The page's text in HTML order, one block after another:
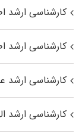
کارشناسی ارشد
کارشناسی ارشد
کارشناسی ارشد
کارشناسی